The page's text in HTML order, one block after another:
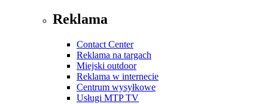
Reklama
Contact Center
Reklama na targach
Miejski outdoor
Reklama w internecie
Centrum wysyłkowe
Usługi MTP TV